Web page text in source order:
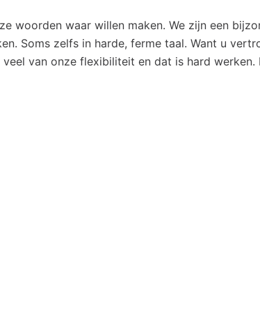
woorden waar willen maken. We zijn een
Soms zelfs in harde, ferme taal. Want u
van onze flexibiliteit en dat is hard werken.